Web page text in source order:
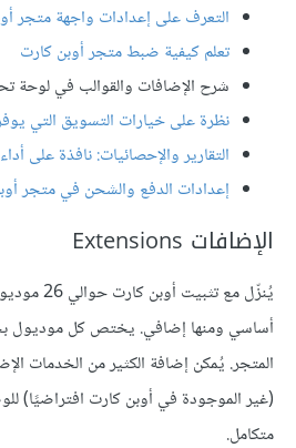
التعرف على إعدادات واجهة متجر
تعلم كيفية ضبط متجر أوبن كارت
شرح الإضافات والقوالب في لوحة
نظرة على خيارات التسويق التي
التقارير والإحصائيات: نافذة على
إعدادات الدفع والشحن في متجر
الإضافات Extensions
يُنزّل مع
أساسي ومنها إضافي. يختص كل موديول
المتجر. يُمكن إضافة الكثير من الخدمات
(غير الموجودة في أوبن كارت افتراضيًا)
متكامل.